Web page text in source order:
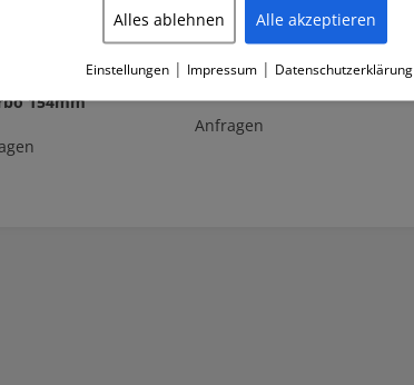
RS6 C5 4.2 V8
154mm
AUDI VW 1.9 TDi VP
Anfragen
Alles ablehnen Alle akzeptieren
Einstellungen | Impressum | Datenschutzerklärung